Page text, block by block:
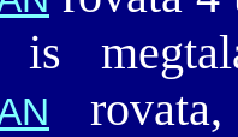
is